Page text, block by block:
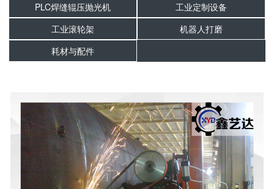
PLC焊缝辊压抛光机
工业定制设备
工业滚轮架
机器人打磨
耗材与配件